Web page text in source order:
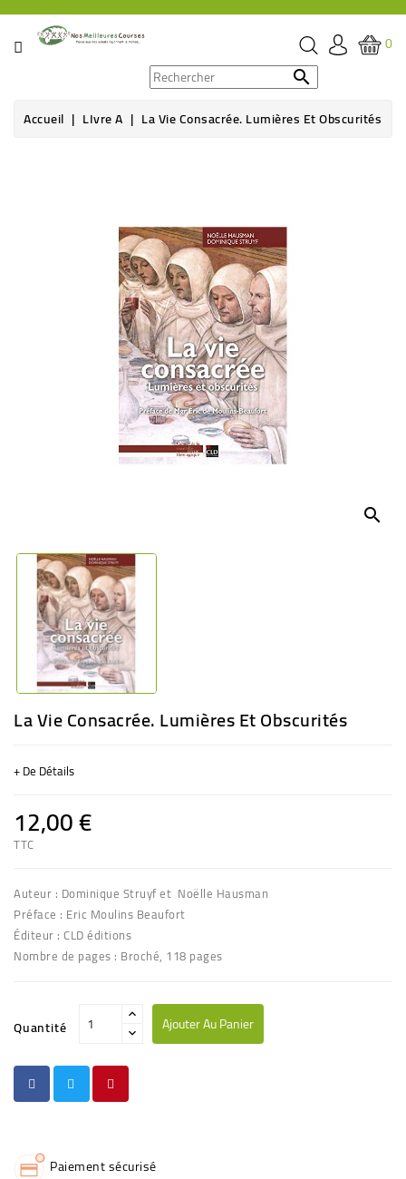
CATÉGORIE
ÉPICERIE
0

Accueil LIvre A La Vie Consacrée. Lumières Et Obscurités
search
La Vie Consacrée. Lumières Et Obscurités
+ De Détails
12,00 €
TTC
Auteur : Dominique Struyf et Noëlle Hausman
Préface : Eric Moulins Beaufort
Éditeur : CLD éditions
Nombre de pages : Broché, 118 pages
Quantité Ajouter Au Panier
Paiement sécurisé